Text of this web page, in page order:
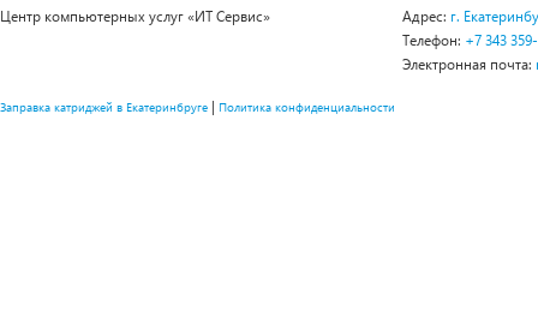
Центр компьютерных услуг «ИТ Сервис» Адрес: г.
Телефон: +7 343
Электронная почта:
Заправка катриджей в Екатеринбруге | Политика конфиденциальности